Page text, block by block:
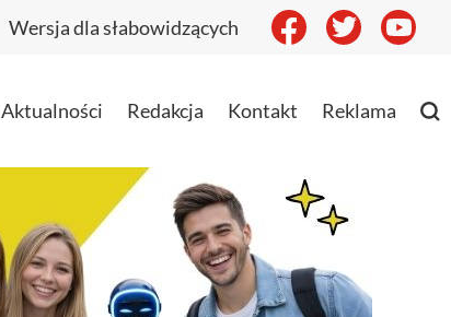
Wersja dla słabowidzących
Aktualności Redakcja Kontakt Reklama